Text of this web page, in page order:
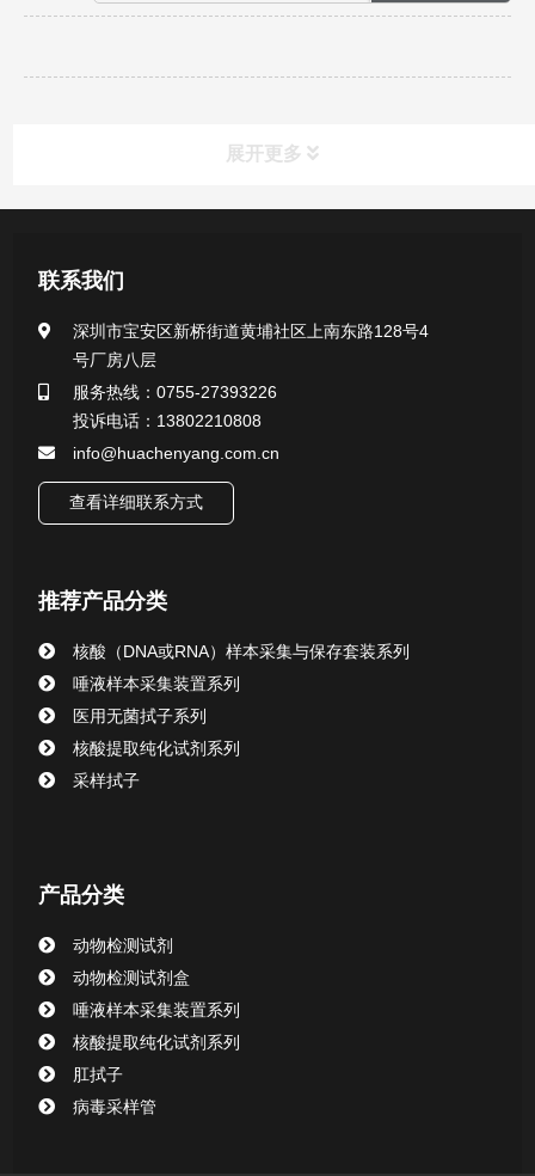
展开更多
一次性使用采样器系列
微生物样本保存液（通用运输传媒介质）系列
核酸（DNA&RNA）样本采集与保存套装系列
核酸提取或纯化试剂
清洁验证棉签系列
动物检测试剂
联系我们
深圳市宝安区新桥街道黄埔社区上南东路128号4
号厂房八层
服务热线：0755-27393226
投诉电话：13802210808
info@huachenyang.com.cn
查看详细联系方式
推荐产品分类
核酸（DNA或RNA）样本采集与保存套装系列
唾液样本采集装置系列
医用无菌拭子系列
核酸提取纯化试剂系列
采样拭子
产品分类
动物检测试剂
动物检测试剂盒
唾液样本采集装置系列
核酸提取纯化试剂系列
肛拭子
病毒采样管